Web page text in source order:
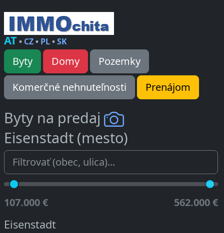
AT• CZ• PL•SK
Byty Domy
Pozemky
Komerčné nehnuteľnosti
Prenájom
Byty na predaj
Eisenstadt (mesto)
107.000 € 562.000 €
Eisenstadt